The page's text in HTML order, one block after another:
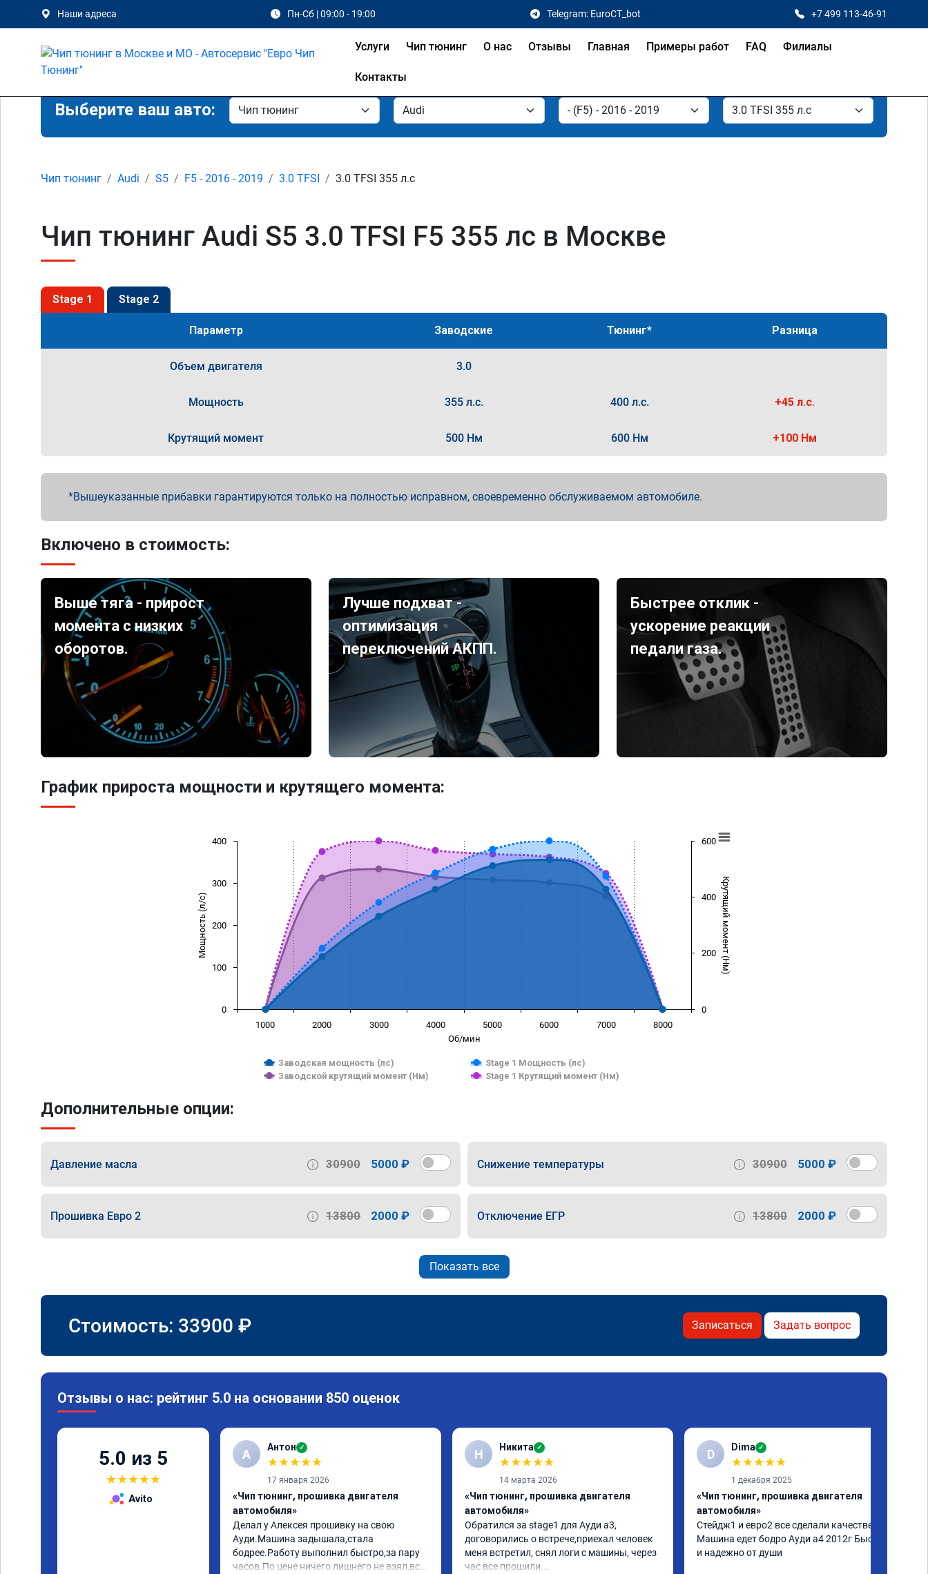
Наши адреса Пн-Сб | 09:00 - 19:00 Telegram: EuroCT_bot +7 499 113-46-91
Услуги Чип тюнинг О нас Отзывы Главная Примеры работ FAQ Филиалы
Контакты
Выберите ваш авто:
Чип тюнинг Audi S5 F5 - 2016 - 2019 3.0 TFSI 3.0 TFSI 355 л.с
Чип тюнинг Audi S5 3.0 TFSI F5 355 лс в Москве
Stage 1 Stage 2
Параметр Заводские Тюнинг* Разница
Объем двигателя 3.0
Мощность 355 л.с. 400 л.с. +45 л.с.
Крутящий момент 500 Нм 600 Нм +100 Нм
Вышеуказанные прибавки гарантируются только на полностью исправном, своевременно обслуживаемом автомобиле.
Включено в стоимость:
Выше тяга - прирост
момента с низких
оборотов.
Лучше подхват -
оптимизация
переключений АКПП.
Быстрее отклик -
ускорение реакции
педали газа.
График прироста мощности и крутящего момента:
Об/мин
Мощность (л/с) Крутящий момент (Нм)
Заводская мощность (лс)
Stage 1 Мощность (лс)
Заводской крутящий момент (Нм)
Stage 1 Крутящий момент (Нм)
1000 2000 3000 4000 5000 6000 7000 8000
0
100
200
300
400
0
200
400
600
Дополнительные опции:
Давление масла 30900 5000 ₽ Снижение температуры 30900 5000 ₽
Прошивка Евро 2 13800 2000 ₽ Отключение ЕГР 13800 2000 ₽
Показать все
Стоимость: 33900 ₽ Записаться Задать вопрос
Отзывы о нас: рейтинг 5.0 на основании 850 оценок
5.0 из 5
★★★★★
Avito
А Антон ✓
★★★★★
17 января 2026
«Чип тюнинг, прошивка двигателя
автомобиля»
Делал у Алексея прошивку на свою
Ауди.Машина задышала,стала
бодрее.Работу выполнил быстро,за пару
часов.По цене ничего лишнего не взял,всё
Н Никита ✓
★★★★★
14 марта 2026
«Чип тюнинг, прошивка двигателя
автомобиля»
Обратился за stage1 для Ауди а3,
договорились о встрече,приехал человек
меня встретил, снял логи с машины, через
час все прошили.
D Dima ✓
★★★★★
1 декабря 2025
«Чип тюнинг, прошивка двигателя
автомобиля»
Стейдж1 и евро2 все сделали качественно.
Машина едет бодро Ауди а4 2012г Быстро
и надежно от души